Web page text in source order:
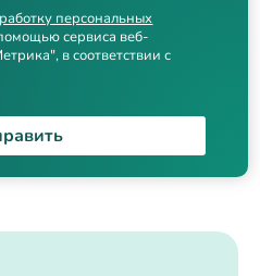
персональных
сервиса веб-
в соответствии с